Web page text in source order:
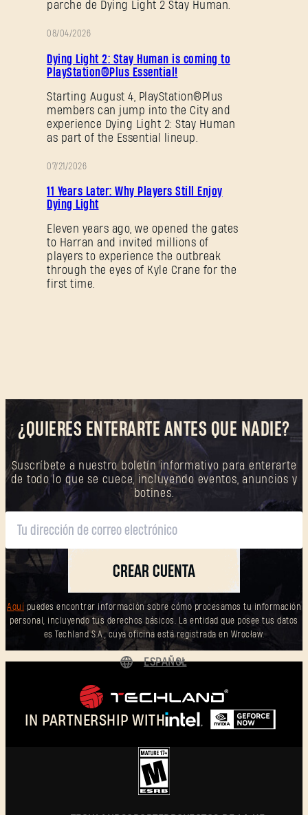
parche de Dying Light 2 Stay Human.
08/04/2026
Dying Light 2: Stay Human is coming to
PlayStation®Plus Essential!
Starting August 4, PlayStation®Plus
members can jump into the City and
experience Dying Light 2: Stay Human
as part of the Essential lineup.
07/21/2026
11 Years Later: Why Players Still Enjoy
Dying Light
Eleven years ago, we opened the gates
to Harran and invited millions of
players to experience the outbreak
through the eyes of Kyle Crane for the
first time.
¿QUIERES ENTERARTE ANTES QUE NADIE?
Suscríbete a nuestro boletín informativo para enterarte
de todo lo que se cuece, incluyendo eventos, anuncios y
botines.
CREAR CUENTA
Aquí puedes encontrar información sobre cómo procesamos tu información
personal, incluyendo tus derechos básicos. La entidad que posee tus datos
es Techland S.A., cuya oficina está registrada en Wrocław.
IN PARTNERSHIP WITH
ESPAÑOL
POLSKI
简体中文